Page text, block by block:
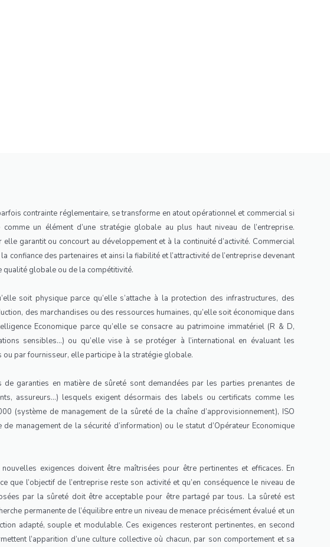
contrainte réglementaire, se transforme en atout opérationnel et commercial si
un élément d’une stratégie globale au plus haut niveau de l’entreprise.
elle garantit ou concourt au développement et à la continuité d’activité. Commercial
confiance des partenaires et ainsi la fiabilité et l’attractivité de l’entreprise devenant
qualité globale ou de la compétitivité.
soit physique parce qu’elle s’attache à la protection des infrastructures, des
des marchandises ou des ressources humaines, qu’elle soit économique dans
Economique parce qu’elle se consacre au patrimoine immatériel (R & D,
sensibles…) ou qu’elle vise à se protéger à l’international en évaluant les
ou par fournisseur, elle participe à la stratégie globale.
de garanties en matière de sûreté sont demandées par les parties prenantes de
assureurs…) lesquels exigent désormais des labels ou certificats comme les
(système de management de la sûreté de la chaîne d’approvisionnement), ISO
management de la sécurité d’information) ou le statut d’Opérateur Economique
exigences doivent être maîtrisées pour être pertinentes et efficaces. En
que l’objectif de l’entreprise reste son activité et qu’en conséquence le niveau de
par la sûreté doit être acceptable pour être partagé par tous. La sûreté est
permanente de l’équilibre entre un niveau de menace précisément évalué et un
adapté, souple et modulable. Ces exigences resteront pertinentes, en second
l’apparition d’une culture collective où chacun, par son comportement et sa